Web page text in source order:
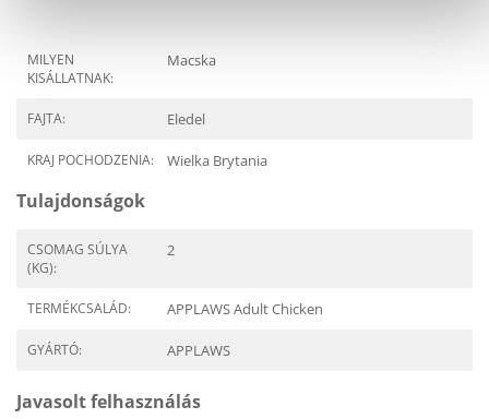
MILYEN
KISÁLLATNAK:
Macska
FAJTA: Eledel
KRAJ POCHODZENIA: Wielka Brytania
Tulajdonságok
CSOMAG SÚLYA
(KG):
2
TERMÉKCSALÁD: APPLAWS Adult Chicken
GYÁRTÓ: APPLAWS
Javasolt felhasználás